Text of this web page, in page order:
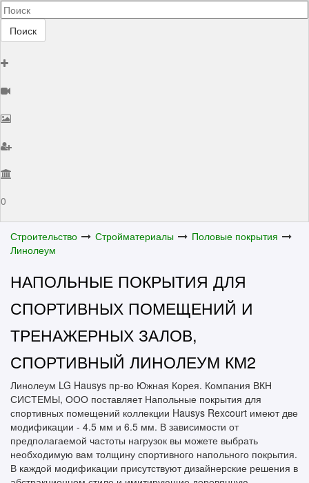
Поиск
0
Строительство Стройматериалы
Половые покрытия
Линолеум
НАПОЛЬНЫЕ ПОКРЫТИЯ ДЛЯ
СПОРТИВНЫХ ПОМЕЩЕНИЙ И
ТРЕНАЖЕРНЫХ ЗАЛОВ,
СПОРТИВНЫЙ ЛИНОЛЕУМ КМ2
Линолеум LG Hausys пр-во Южная Корея. Компания ВКН
СИСТЕМЫ, ООО поставляет Напольные покрытия для
спортивных помещений коллекции Hausys Rexcourt имеют две
модификации - 4.5 мм и 6.5 мм. В зависимости от
предполагаемой частоты нагрузок вы можете выбрать
необходимую вам толщину спортивного напольного покрытия.
В каждой модификации присутствуют дизайнерские решения в